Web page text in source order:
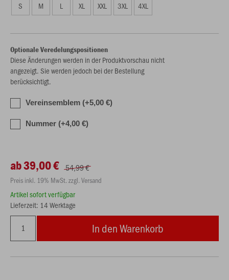
S M L XL XXL 3XL 4XL
Optionale Veredelungspositionen
Diese Änderungen werden in der Produktvorschau nicht
angezeigt. Sie werden jedoch bei der Bestellung
berücksichtigt.
Vereinsemblem (+5,00 €)
Nummer (+4,00 €)
ab 39,00 € 54,99 €
Preis inkl. 19% MwSt. zzgl. Versand
Artikel sofort verfügbar
Lieferzeit: 14 Werktage
In den Warenkorb